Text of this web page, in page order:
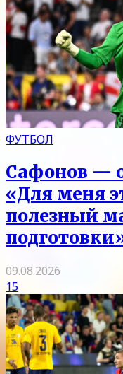
ФУТБОЛ
Сафонов —
«Для меня
полезный
09.08.2026
15